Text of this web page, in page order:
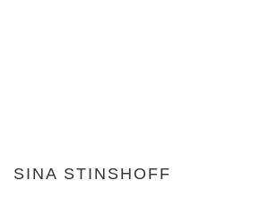
SINA STINSHOFF